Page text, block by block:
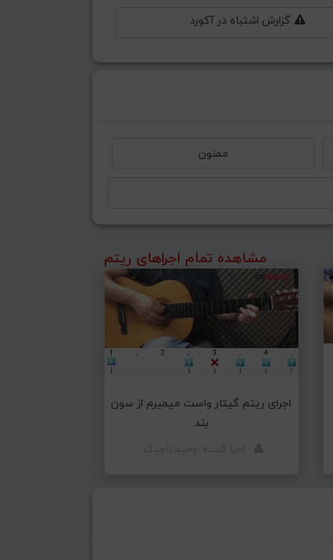
گزارش اشتباه در آکورد
ممنون
مشاهده تمام اجراهای ریتم
اجرای ریتم گیتار واست میمیرم از سون
بند